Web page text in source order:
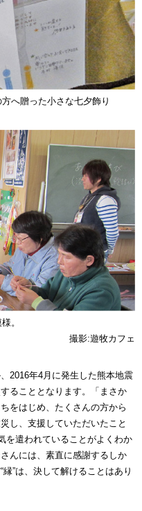
へ贈った小さな七夕飾り
。
撮影:遊牧カフェ
2016年4月に発生した熊本地震
ることとなります。「まさか
をはじめ、たくさんの方から
し、支援していただいたこと
を遣われていることがよくわか
んには、素直に感謝するしか
”は、決して解けることはあり